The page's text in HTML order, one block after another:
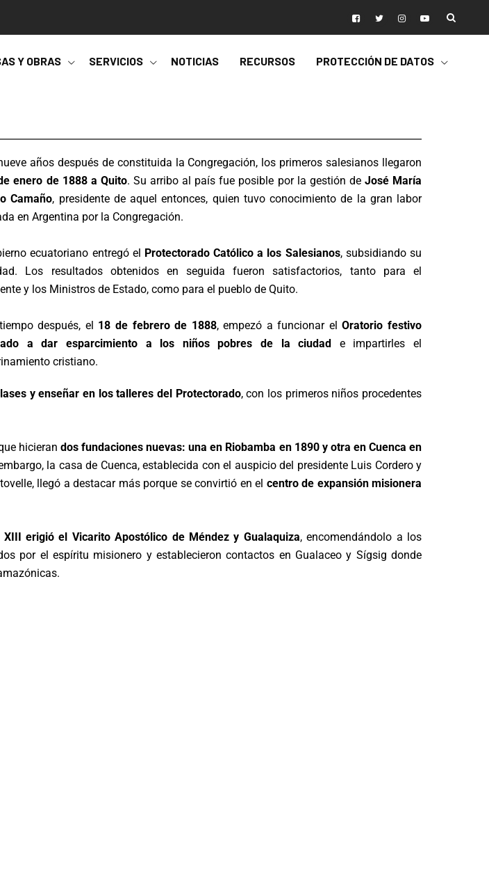
Y OBRAS SERVICIOS NOTICIAS RECURSOS PROTECCIÓN DE DATOS
años después de constituida la Congregación, los primeros salesianos llegaron
enero de 1888 a Quito. Su arribo al país fue posible por la gestión de José María
Camaño, presidente de aquel entonces, quien tuvo conocimiento de la gran labor
en Argentina por la Congregación.
ecuatoriano entregó el Protectorado Católico a los Salesianos, subsidiando su
Los resultados obtenidos en seguida fueron satisfactorios, tanto para el
y los Ministros de Estado, como para el pueblo de Quito.
después, el 18 de febrero de 1888, empezó a funcionar elOratorio festivo
a dar esparcimiento a los niños pobres de la ciudad e impartirles el
cristiano.
y enseñar en los talleres del Protectorado, con los primeros niños procedentes
hicierandos fundaciones nuevas: una en Riobamba en 1890 y otra en Cuenca en
la casa de Cuenca, establecida con el auspicio del presidente Luis Cordero y
llegó a destacar más porque se convirtió en el centro de expansión misionera
erigió el Vicarito Apostólico de Méndez y Gualaquiza, encomendándolo a los
por el espíritu misionero y establecieron contactos en Gualaceo y Sígsig donde